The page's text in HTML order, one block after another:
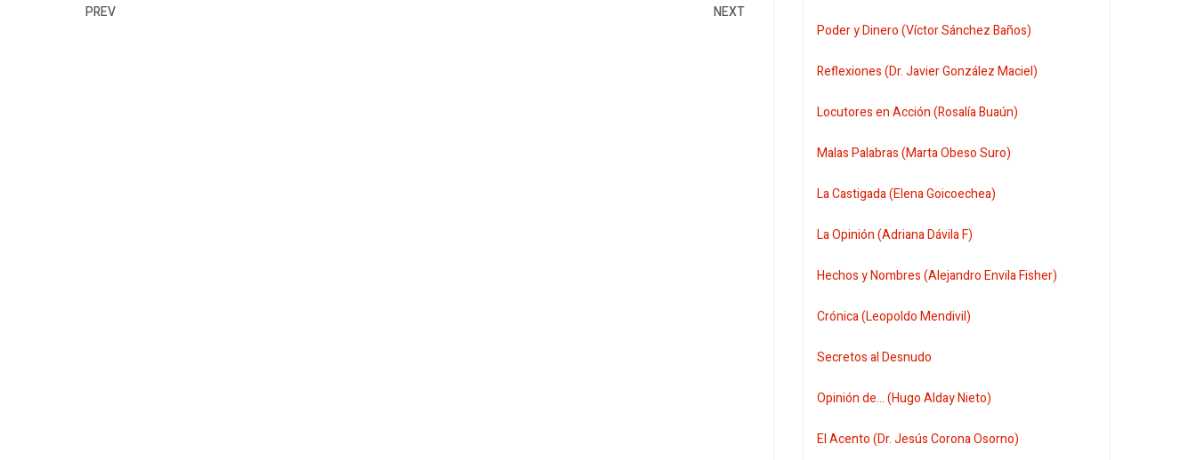
PREV NEXT
Poder y Dinero (Víctor Sánchez Baños)
Reflexiones (Dr. Javier González Maciel)
Locutores en Acción (Rosalía Buaún)
Malas Palabras (Marta Obeso Suro)
La Castigada (Elena Goicoechea)
La Opinión (Adriana Dávila F)
Hechos y Nombres (Alejandro Envila Fisher)
Crónica (Leopoldo Mendivil)
Secretos al Desnudo
Opinión de... (Hugo Alday Nieto)
El Acento (Dr. Jesús Corona Osorno)